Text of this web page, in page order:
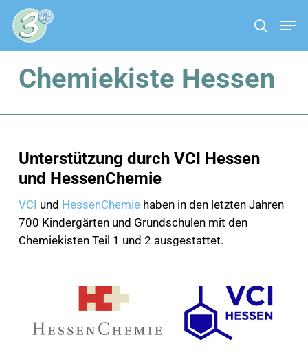
Skip
main
search
Chemiekiste Hessen
Unterstützung durch VCI Hessen
und HessenChemie
VCI und HessenChemiehaben in den letzten Jahren
700 Kindergärten und Grundschulen mit den
Chemiekisten Teil 1 und 2 ausgestattet.